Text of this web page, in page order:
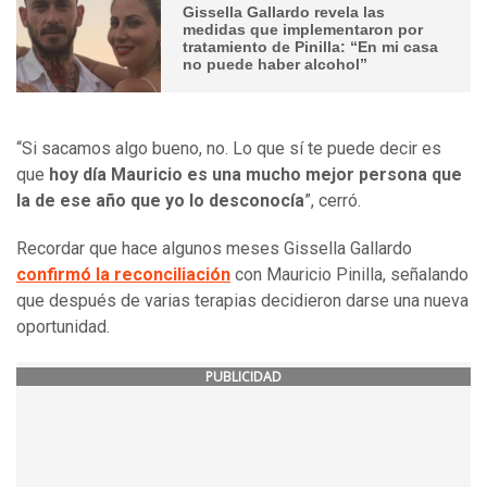
Gissella Gallardo revela las
medidas que implementaron por
tratamiento de Pinilla: “En mi casa
no puede haber alcohol”
“Si sacamos algo bueno, no. Lo que sí te puede decir es
que hoy día Mauricio es una mucho mejor persona que
la de ese año que yo lo desconocía”, cerró.
Recordar que hace algunos meses Gissella Gallardo
confirmó la reconciliación con Mauricio Pinilla, señalando
que después de varias terapias decidieron darse una nueva
oportunidad.
PUBLICIDAD